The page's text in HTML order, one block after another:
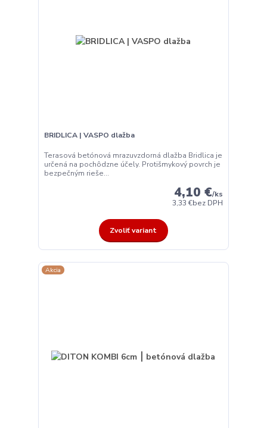
BRIDLICA | VASPO dlažba
Terasová betónová mrazuvzdorná dlažba Bridlica je
určená na pochôdzne účely. Protišmykový povrch je
bezpečným rieše...
4,10 €/ks
3,33 €bez DPH
Zvoliť variant
Akcia